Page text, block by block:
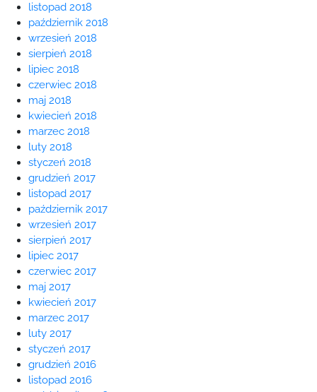
listopad 2018
październik 2018
wrzesień 2018
sierpień 2018
lipiec 2018
czerwiec 2018
maj 2018
kwiecień 2018
marzec 2018
luty 2018
styczeń 2018
grudzień 2017
listopad 2017
październik 2017
wrzesień 2017
sierpień 2017
lipiec 2017
czerwiec 2017
maj 2017
kwiecień 2017
marzec 2017
luty 2017
styczeń 2017
grudzień 2016
listopad 2016